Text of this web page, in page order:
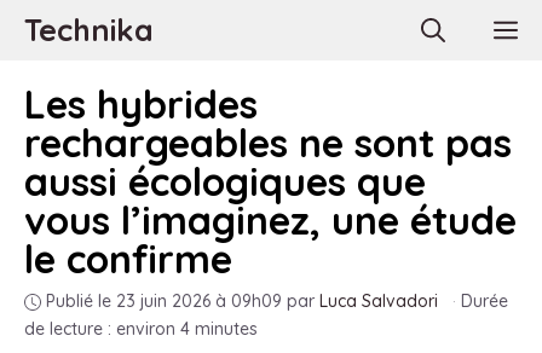
AllerTechnika
Les hybrides
rechargeables ne sont pas
aussi écologiques que
vous l’imaginez, une étude
le confirme
Publié le 23 juin 2026 à 09h09 par Luca Salvadori · Durée
de lecture : environ 4 minutes